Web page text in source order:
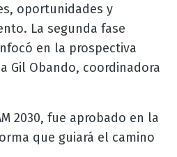
oportunidades y
La segunda fase
en la prospectiva
Gil Obando, coordinadora
2030, fue aprobado en la
que guiará el camino